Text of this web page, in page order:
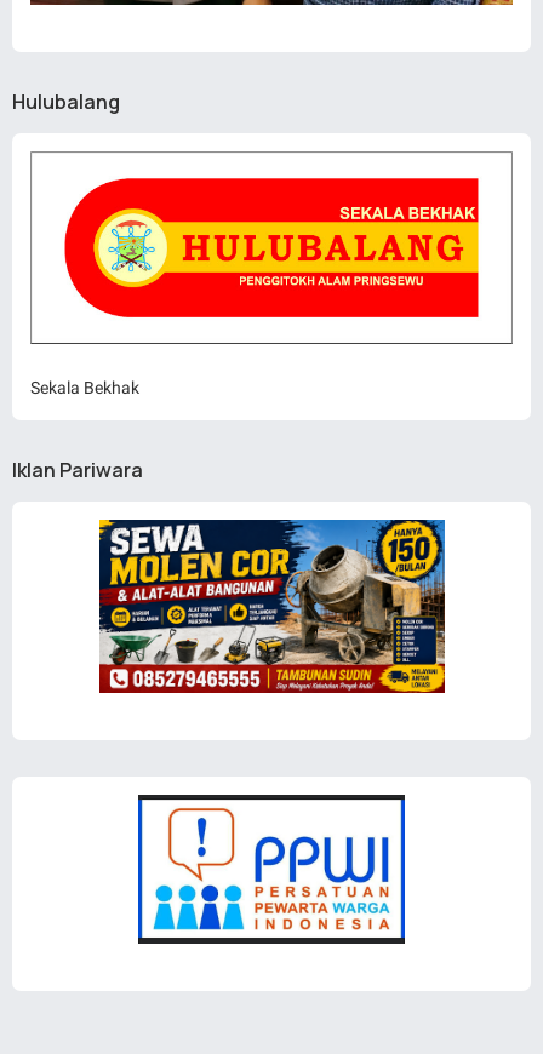
Hulubalang
Sekala Bekhak
Iklan Pariwara